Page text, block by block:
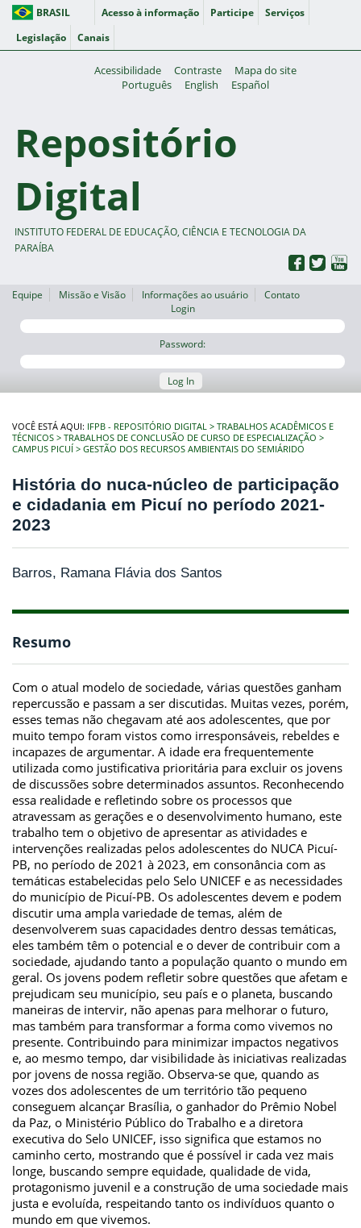
BRASIL Acesso à informação Participe
Serviços
Legislação
Canais
Acessibilidade Contraste
Mapa do site
Português
English Español
Repositório
Digital
INSTITUTO FEDERAL DE EDUCAÇÃO, CIÊNCIA E TECNOLOGIA DA
PARAÍBA
Equipe Missão e Visão Informações ao usuário
Contato
Login
Password:
Log In
VOCÊ ESTÁ AQUI: IFPB - REPOSITÓRIO DIGITAL
TRABALHOS ACADÊMICOS E
TÉCNICOS
TRABALHOS DE CONCLUSÃO DE CURSO DE ESPECIALIZAÇÃO
CAMPUS PICUÍ
GESTÃO DOS RECURSOS AMBIENTAIS DO SEMIÁRIDO
História do nuca-núcleo de participação
e cidadania em Picuí no período 2021-
2023
Barros, Ramana Flávia dos Santos
Resumo
Com o atual modelo de sociedade, várias questões ganham
repercussão e passam a ser discutidas. Muitas vezes, porém,
esses temas não chegavam até aos adolescentes, que por
muito tempo foram vistos como irresponsáveis, rebeldes e
incapazes de argumentar. A idade era frequentemente
utilizada como justificativa prioritária para excluir os jovens
de discussões sobre determinados assuntos. Reconhecendo
essa realidade e refletindo sobre os processos que
atravessam as gerações e o desenvolvimento humano, este
trabalho tem o objetivo de apresentar as atividades e
intervenções realizadas pelos adolescentes do NUCA Picuí-
PB, no período de 2021 à 2023, em consonância com as
temáticas estabelecidas pelo Selo UNICEF e as necessidades
do município de Picuí-PB. Os adolescentes devem e podem
discutir uma ampla variedade de temas, além de
desenvolverem suas capacidades dentro dessas temáticas,
eles também têm o potencial e o dever de contribuir com a
sociedade, ajudando tanto a população quanto o mundo em
geral. Os jovens podem refletir sobre questões que afetam e
prejudicam seu município, seu país e o planeta, buscando
maneiras de intervir, não apenas para melhorar o futuro,
mas também para transformar a forma como vivemos no
presente. Contribuindo para minimizar impactos negativos
e, ao mesmo tempo, dar visibilidade às iniciativas realizadas
por jovens de nossa região. Observa-se que, quando as
vozes dos adolescentes de um território tão pequeno
conseguem alcançar Brasília, o ganhador do Prêmio Nobel
da Paz, o Ministério Público do Trabalho e a diretora
executiva do Selo UNICEF, isso significa que estamos no
caminho certo, mostrando que é possível ir cada vez mais
longe, buscando sempre equidade, qualidade de vida,
protagonismo juvenil e a construção de uma sociedade mais
justa e evoluída, respeitando tanto os indivíduos quanto o
mundo em que vivemos.